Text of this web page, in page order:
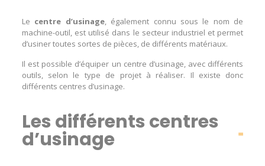
Le centre d’usinage, également connu sous le nom de
machine-outil, est utilisé dans le secteur industriel et permet
d’usiner toutes sortes de pièces, de différents matériaux.
Il est possible d’équiper un centre d’usinage, avec différents
outils, selon le type de projet à réaliser. Il existe donc
différents centres d’usinage.
Les différents centres
d’usinage